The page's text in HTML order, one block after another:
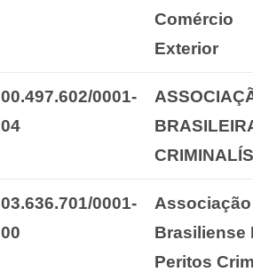
Comércio
Exterior
00.497.602/0001-
04
03.636.701/0001-
00
Associação
Brasiliense
Peritos